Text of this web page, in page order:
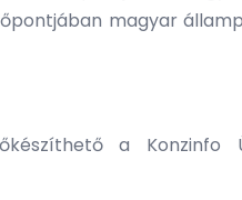
magyar
a Konzinfo